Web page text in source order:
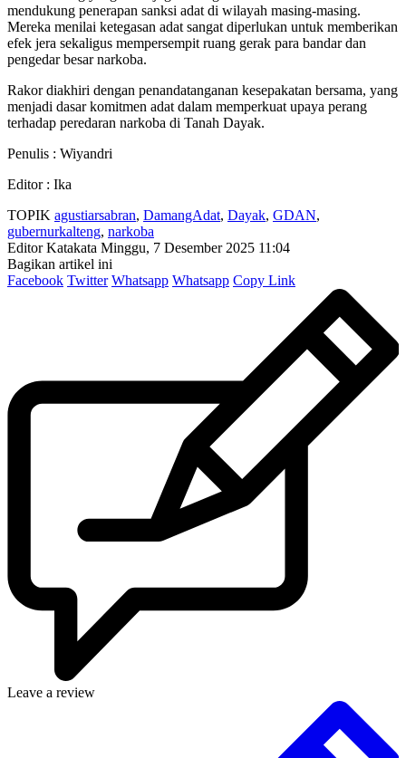
mendukung penerapan sanksi adat di wilayah masing-masing.
Mereka menilai ketegasan adat sangat diperlukan untuk memberikan
efek jera sekaligus mempersempit ruang gerak para bandar dan
pengedar besar narkoba.
Rakor diakhiri dengan penandatanganan kesepakatan bersama, yang
menjadi dasar komitmen adat dalam memperkuat upaya perang
terhadap peredaran narkoba di Tanah Dayak.
Penulis : Wiyandri
Editor : Ika
TOPIK agustiarsabran, DamangAdat, Dayak, GDAN,
gubernurkalteng, narkoba
Editor Katakata Minggu, 7 Desember 2025 11:04
Bagikan artikel ini
Facebook Twitter Whatsapp Whatsapp Copy Link
Leave a review